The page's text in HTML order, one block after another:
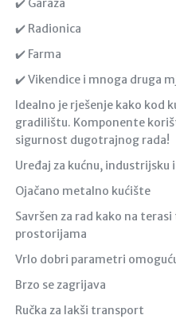
✔️ Garaža
✔️ Radionica
✔️ Farma
✔️ Vikendice i mnoga druga
Idealno je rješenje kako kod
gradilištu. Komponente
sigurnost dugotrajnog rada!
Uređaj za kućnu,
Ojačano metalno kućište
Savršen za rad kako na
prostorijama
Vrlo dobri parametri
Brzo se zagrijava
Ručka za lakši transport